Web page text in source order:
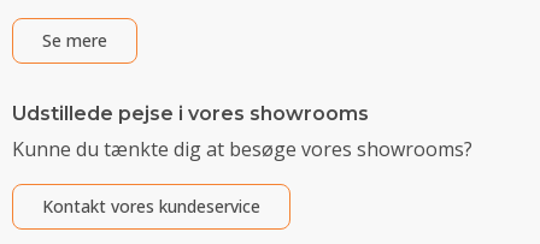
Se mere
Udstillede pejse i vores showrooms
Kunne du tænkte dig at besøge vores showrooms?
Kontakt vores kundeservice